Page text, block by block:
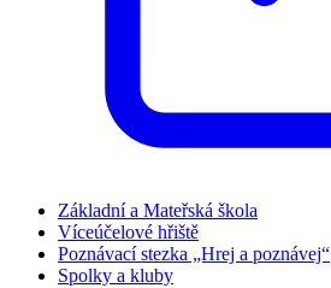
Základní a Mateřská škola
Víceúčelové hřiště
Poznávací stezka „Hrej a poznávej“
Spolky a kluby